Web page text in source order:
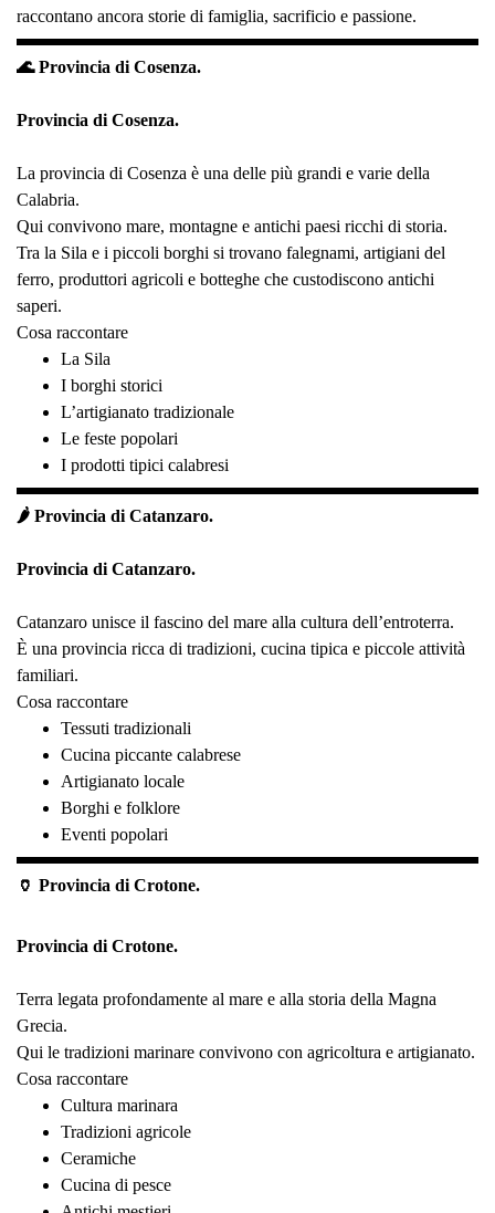
raccontano ancora storie di famiglia, sacrificio e passione.
🌊 Provincia di Cosenza.
Provincia di Cosenza.
La provincia di Cosenza è una delle più grandi e varie della
Calabria.
Qui convivono mare, montagne e antichi paesi ricchi di storia.
Tra la Sila e i piccoli borghi si trovano falegnami, artigiani del
ferro, produttori agricoli e botteghe che custodiscono antichi
saperi.
Cosa raccontare
La Sila
I borghi storici
L’artigianato tradizionale
Le feste popolari
I prodotti tipici calabresi
🌶️ Provincia di Catanzaro.
Provincia di Catanzaro.
Catanzaro unisce il fascino del mare alla cultura dell’entroterra.
È una provincia ricca di tradizioni, cucina tipica e piccole attività
familiari.
Cosa raccontare
Tessuti tradizionali
Cucina piccante calabrese
Artigianato locale
Borghi e folklore
Eventi popolari
🏺 Provincia di Crotone.
Provincia di Crotone.
Terra legata profondamente al mare e alla storia della Magna
Grecia.
Qui le tradizioni marinare convivono con agricoltura e artigianato.
Cosa raccontare
Cultura marinara
Tradizioni agricole
Ceramiche
Cucina di pesce